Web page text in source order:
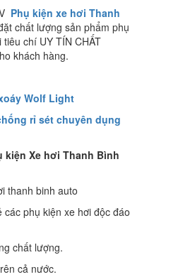
Phụ kiện xe hơi Thanh
chất lượng sản phẩm phụ
chí UY TÍN CHẤT
khách hàng.
Wolf Light
rỉ sét chuyên dụng
kiện Xe hơi Thanh Bình
thanh binh auto
phụ kiện xe hơi độc đáo
chất lượng.
cả nước.